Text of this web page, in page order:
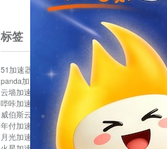
标签
51加速器 bitznet hidecat i7加速器
kuai500
panda加速器
snap加速器 vp加速器
中信加速器
云墙加速器
云速加速器
哔咔加速器
哔咔哔咔加速器 喵云 回锅肉加速器
威伯斯云
小明加速器 小蓝鸟加速器
布谷vp加速器
年付加速器
心阶云 快连 怎么上外网
易飞加速器
月光加速器
机场加速器 松果云 梯子加速器